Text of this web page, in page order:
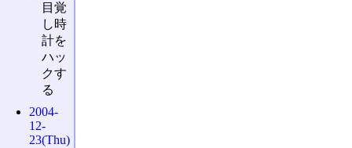
目覚
し時
計を
ハッ
クす
る
2004-
12-
23(Thu)